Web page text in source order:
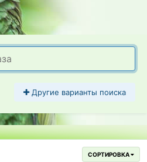
Другие варианты поиска
СОРТИРОВКА